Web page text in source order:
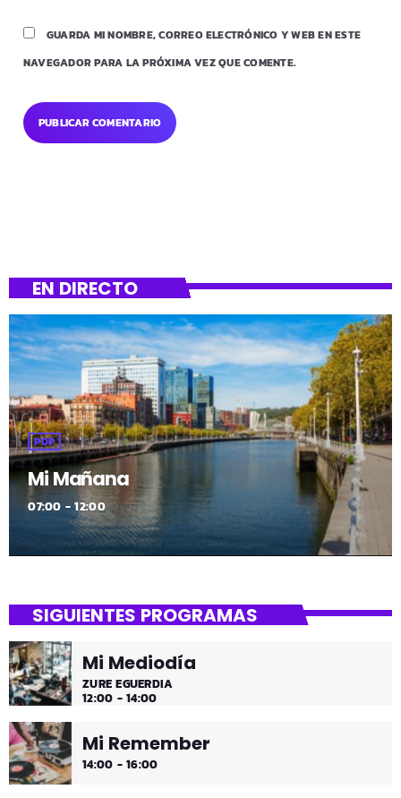
GUARDA MI NOMBRE, CORREO ELECTRÓNICO Y WEB EN ESTE
NAVEGADOR PARA LA PRÓXIMA VEZ QUE COMENTE.
EN DIRECTO
POP
Mi Mañana
07:00 - 12:00
SIGUIENTES PROGRAMAS
Mi Mediodía
ZURE EGUERDIA
12:00 - 14:00
Mi Remember
14:00 - 16:00